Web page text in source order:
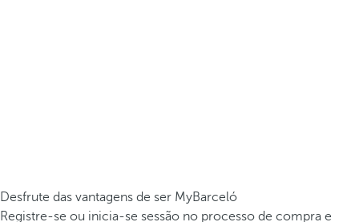
Desfrute das vantagens de ser MyBarceló
Registre-se ou inicia-se sessão no processo de compra e